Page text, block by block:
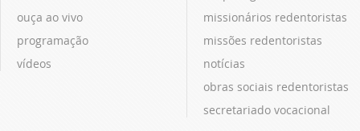
ouça ao vivo
programação
vídeos
missionários redentoristas
missões redentoristas
notícias
obras sociais redentoristas
secretariado vocacional